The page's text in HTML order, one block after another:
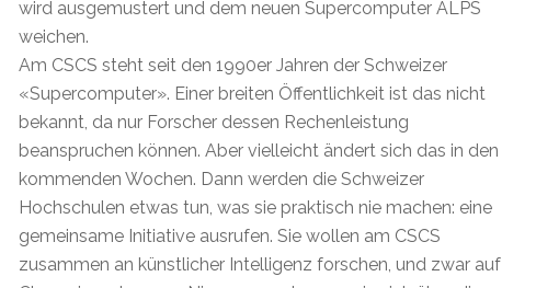
wird ausgemustert und dem neuen Supercomputer ALPS
weichen.
Am CSCS steht seit den 1990er Jahren der Schweizer
«Supercomputer». Einer breiten Öffentlichkeit ist das nicht
bekannt, da nur Forscher dessen Rechenleistung
beanspruchen können. Aber vielleicht ändert sich das in den
kommenden Wochen. Dann werden die Schweizer
Hochschulen etwas tun, was sie praktisch nie machen: eine
gemeinsame Initiative ausrufen. Sie wollen am CSCS
zusammen an künstlicher Intelligenz forschen, und zwar auf